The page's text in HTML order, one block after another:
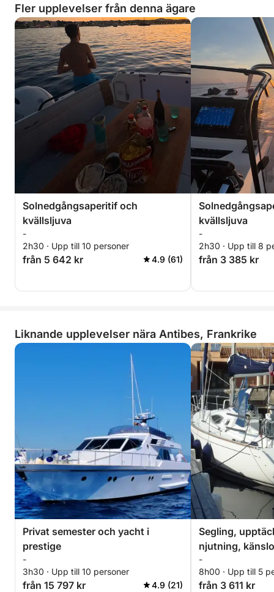
Fler upplevelser från denna ägare
Solnedgångsaperitif och
kvällsljuva
-
2h30 · Upp till 10 personer
från 5 642 kr 4.9 (61)
kvällsljuva
-
2h30 · Upp till 8
från 3 385 kr
Liknande upplevelser nära Antibes, Frankrike
Privat semester och yacht i
prestige
-
3h30 · Upp till 10 personer
från 15 797 kr 4.9 (21)
Segling,
njutning,
personer
-
8h00 · Upp till 5
från 3 611 kr